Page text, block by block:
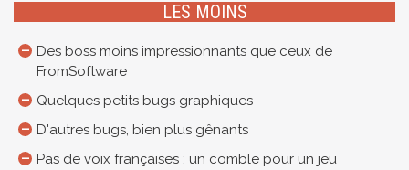
LES MOINS
Des boss moins impressionnants que ceux de
FromSoftware
Quelques petits bugs graphiques
D'autres bugs, bien plus gênants
Pas de voix françaises : un comble pour un jeu